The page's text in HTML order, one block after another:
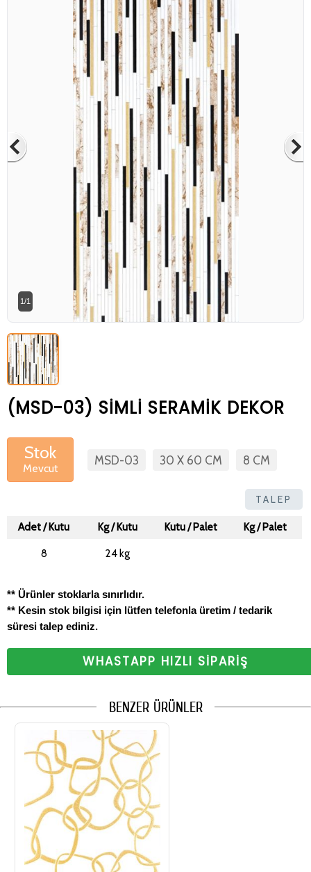
1/1
(MSD-03) SİMLİ SERAMİK DEKOR
Stok
Mevcut
MSD-03 30 X 60 CM 8 CM
TALEP
Adet / Kutu Kg / Kutu Kutu / Palet Kg / Palet
8 24 kg
** Ürünler stoklarla sınırlıdır.
** Kesin stok bilgisi için lütfen telefonla üretim / tedarik
süresi talep ediniz.
WHASTAPP HIZLI SİPARİŞ
BENZER ÜRÜNLER
Betaş Cam Mozaik
Betaş Cam Mozik olarak tam zamanlı
meslektaşlar arıyoruz. Özgeçmişlerinizi
gönderdikten sonra tarafımıza bilgi
vermeniz faydalı olacaktır.
Özgeçmişlerinizi yandaki formdan
bizlere ulaştırabilirsiniz. Bizi tercih
ettiğiniz için teşekkür ederiz.